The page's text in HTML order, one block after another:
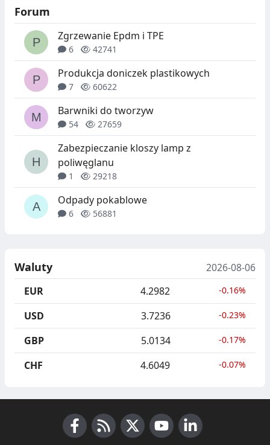
Forum
Zgrzewanie Epdm i TPE
6 42741
Produkcja doniczek plastikowych
7 60622
Barwniki do tworzyw
54 27659
Zabezpieczanie kloszy lamp z
poliwęglanu
1 29218
Odpady pokablowe
6 56881
Waluty
2026-08-06
EUR
4.2982 -0.16%
USD 3.7236 -0.23%
GBP 5.0134 -0.17%
CHF 4.6049 -0.07%